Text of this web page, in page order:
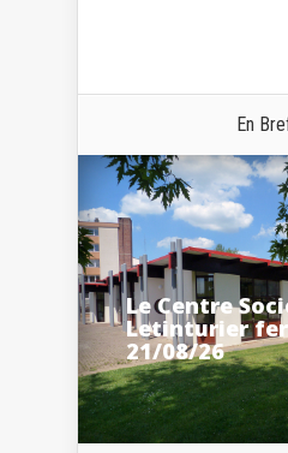
En
Le Centre
Letinturier
21/08/26